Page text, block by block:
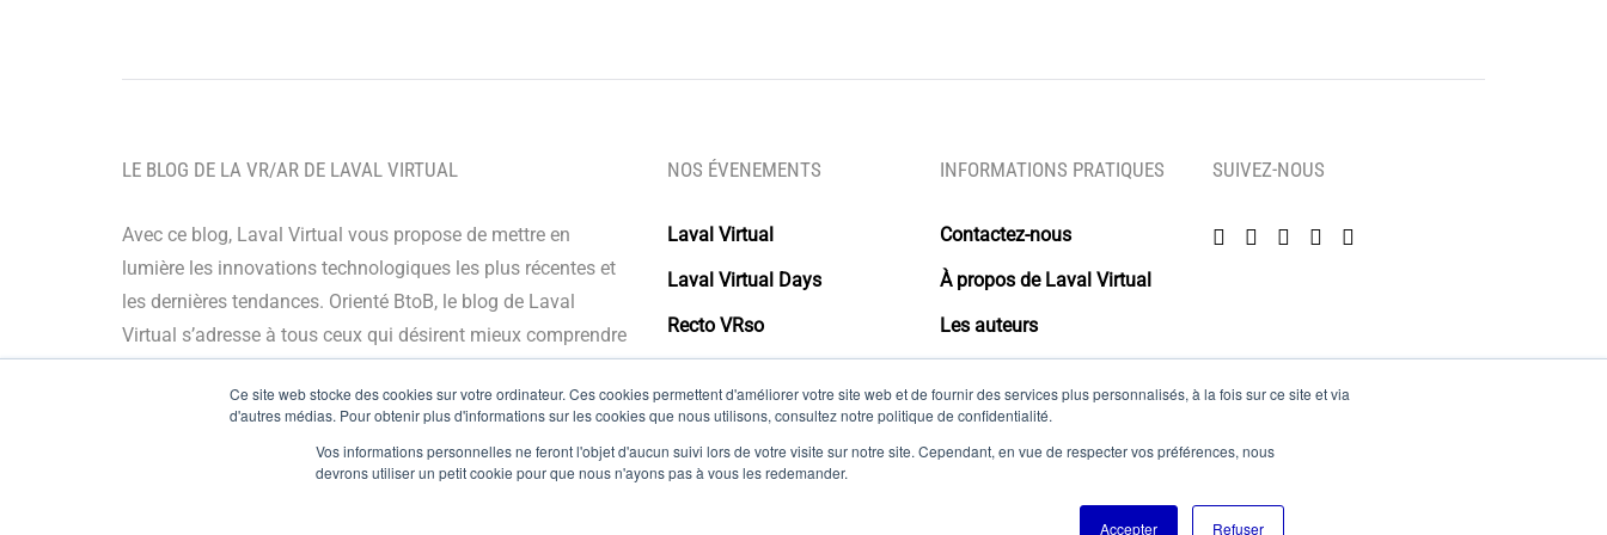
Ce site web stocke des cookies sur votre ordinateur. Ces cookies permettent d'améliorer votre site web et de fournir des services plus personnalisés, à la fois sur ce site et via
d'autres médias. Pour obtenir plus d'informations sur les cookies que nous utilisons, consultez notre politique de confidentialité.
Vos informations personnelles ne feront l'objet d'aucun suivi lors de votre visite sur notre site. Cependant, en vue de respecter vos préférences, nous
devrons utiliser un petit cookie pour que nous n'ayons pas à vous les redemander.
Accepter Refuser
LE BLOG DE LA VR/AR DE LAVAL VIRTUAL
Avec ce blog, Laval Virtual vous propose de mettre en
lumière les innovations technologiques les plus récentes et
les dernières tendances. Orienté BtoB, le blog de Laval
Virtual s’adresse à tous ceux qui désirent mieux comprendre
leur chaîne de valeur ou encore anticiper leurs évolutions.
NOS ÉVENEMENTS
Laval Virtual
Laval Virtual Days
Recto VRso
INFORMATIONS PRATIQUES
Contactez-nous
À propos de Laval Virtual
Les auteurs
Mentions légales
SUIVEZ-NOUS